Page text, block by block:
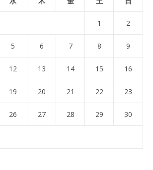
1 2
5 6 7 8 9
12 13 14 15 16
19 20 21 22 23
26 27 28 29 30